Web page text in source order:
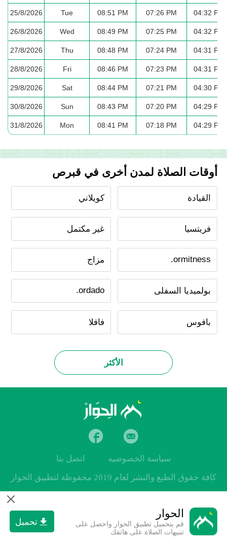
25/8/2026 Tue 08:51 PM 07:26 PM 04:32 PM
26/8/2026 Wed 08:49 PM 07:25 PM 04:32 PM
27/8/2026 Thu 08:48 PM 07:24 PM 04:31 PM
28/8/2026 Fri 08:46 PM 07:23 PM 04:31 PM
29/8/2026 Sat 08:44 PM 07:21 PM 04:30 PM
30/8/2026 Sun 08:43 PM 07:20 PM 04:29 PM
31/8/2026 Mon 08:41 PM 07:18 PM 04:29 PM
أوقات الصلاة لمدن أخرى في قبرص
القيادة كويلاني
فريتسيا غير مكتمل
ormitness. مزاج
بولميديا ​​السفلى ordado.
بافوس فافلا
الأكثر
الحوار
قم بتحميل تطبيق الحوار واحصل على
تنبيهات الصلاة على هاتفك
تحميل
سياسة الخصوصيه
اتصل بنا
كافة حقوق الطبع والنشر لعام 2019 محفوظة لتطبيق الحوار